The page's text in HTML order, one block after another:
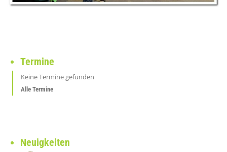
Termine
Keine Termine gefunden
Alle Termine
Neuigkeiten